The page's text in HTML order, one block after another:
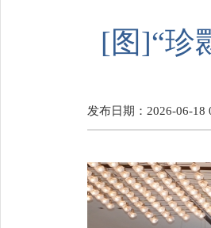
[图]“珍
发布日期：2026-06-18